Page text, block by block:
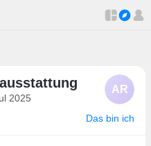
2025
AR
Das bin ich